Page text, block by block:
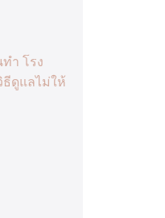
ำ โรง
ดูแลไม่ให้